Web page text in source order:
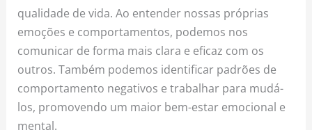
qualidade de vida. Ao entender nossas próprias
emoções e comportamentos, podemos nos
comunicar de forma mais clara e eficaz com os
outros. Também podemos identificar padrões de
comportamento negativos e trabalhar para mudá-
los, promovendo um maior bem-estar emocional e
mental.